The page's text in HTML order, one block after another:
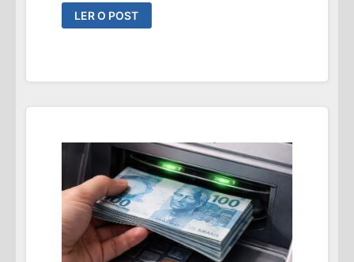
POR
QUE
CONHECER
LÍQUIDO?
LER O POST